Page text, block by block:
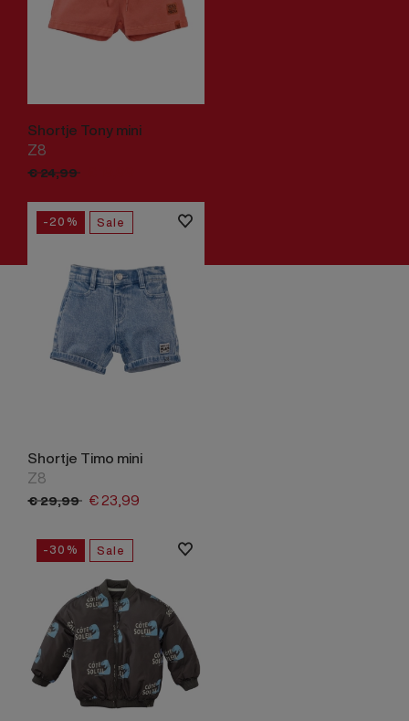
Shortje Tony mini
Z8
€24,99
-20% Sale
Shortje Timo mini
Z8
€29,99 €23,99
-30% Sale